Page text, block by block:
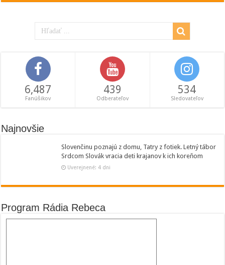
6,487
Fanúšikov
439
Odberateľov
534
Sledovateľov
Najnovšie
Slovenčinu poznajú z domu, Tatry z fotiek. Letný tábor
Srdcom Slovák vracia deti krajanov k ich koreňom
Uverejnené: 4 dni
Program Rádia Rebeca